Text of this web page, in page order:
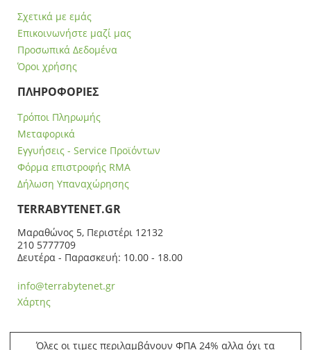
Σχετικά με εμάς
Επικοινωνήστε μαζί μας
Προσωπικά Δεδομένα
Όροι χρήσης
ΠΛΗΡΟΦΟΡΙΕΣ
Τρόποι Πληρωμής
Μεταφορικά
Εγγυήσεις - Service Προϊόντων
Φόρμα επιστροφής RMA
Δήλωση Υπαναχώρησης
ΤERRABYTENET.GR
Μαραθώνος 5, Περιστέρι 12132
210 5777709
Δευτέρα - Παρασκευή: 10.00 - 18.00
info@terrabytenet.gr
Χάρτης
Όλες οι τιμες περιλαμβάνουν ΦΠΑ 24% αλλα όχι τα